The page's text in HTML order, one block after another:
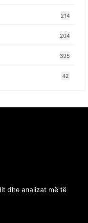
214
204
395
42
dhe analizat më të